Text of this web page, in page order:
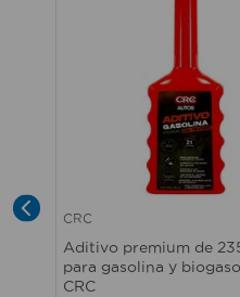
Vista rápida
CRC
Aditivo premium de
para gasolina y
CRC